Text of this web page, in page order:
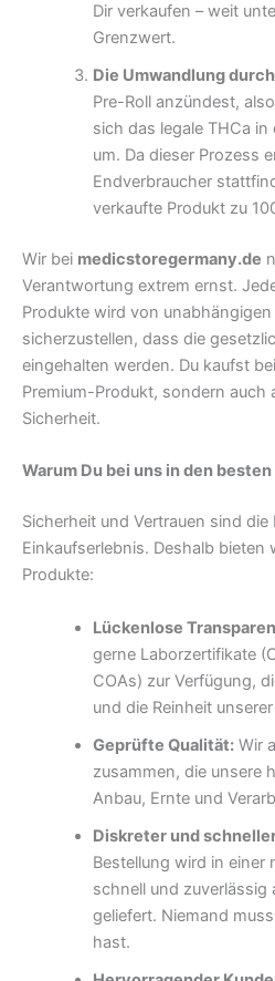
Dir verkaufen – weit
Grenzwert.
Die Umwandlung
Pre-Roll anzündest,
sich das legale THCa
um. Da dieser Prozess
Endverbraucher
verkaufte Produkt zu
Wir bei medicstoregermany.de
Verantwortung extrem ernst.
Produkte wird von
sicherzustellen, dass die
eingehalten werden. Du kaufst
Premium-Produkt, sondern auch
Sicherheit.
Warum Du bei uns in den
Sicherheit und Vertrauen sind die
Einkaufserlebnis. Deshalb bieten
Produkte:
Lückenlose
gerne Laborzertifikate
COAs) zur Verfügung,
und die Reinheit
Geprüfte Qualität:Wir
zusammen, die unsere
Anbau, Ernte und
Diskreter und
Bestellung wird in einer
schnell und zuverlässig
geliefert. Niemand
hast.